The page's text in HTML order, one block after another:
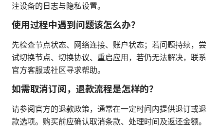
注设备的日志与隐私设置。
使用过程中遇到问题该怎么办？
先检查节点状态、网络连接、账户状态；若问题持续，尝
试切换节点、切换协议、重启应用，若仍无法解决，联系
官方客服或社区寻求帮助。
如需取消订阅，退款流程是怎样的？
请参阅官方的退款政策，通常在一定时间内提供退订或退
款选项。购买前应确认取消条款、处理时间及返还金额。